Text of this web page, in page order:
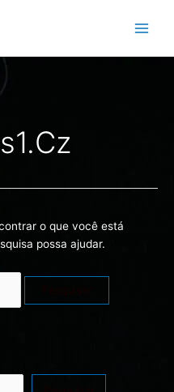
o que você está
possa ajudar.